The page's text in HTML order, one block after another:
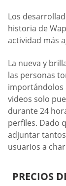
Los
historia de
actividad más
La nueva y
las personas
importándolos
videos solo
durante 24
perfiles. Dado
adjuntar
usuarios a
PRECIOS